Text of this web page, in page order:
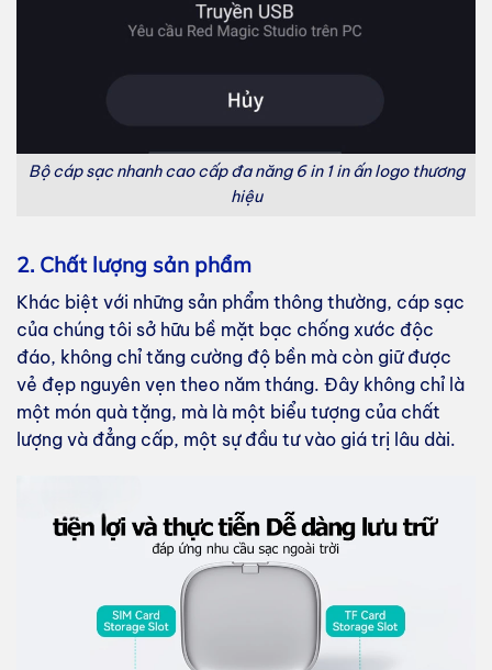
Bộ cáp sạc nhanh cao cấp đa năng 6 in 1 in ấn logo thương
hiệu
2. Chất lượng sản phẩm
Khác biệt với những sản phẩm thông thường, cáp sạc
của chúng tôi sở hữu bề mặt bạc chống xước độc
đáo, không chỉ tăng cường độ bền mà còn giữ được
vẻ đẹp nguyên vẹn theo năm tháng. Đây không chỉ là
một món quà tặng, mà là một biểu tượng của chất
lượng và đẳng cấp, một sự đầu tư vào giá trị lâu dài.